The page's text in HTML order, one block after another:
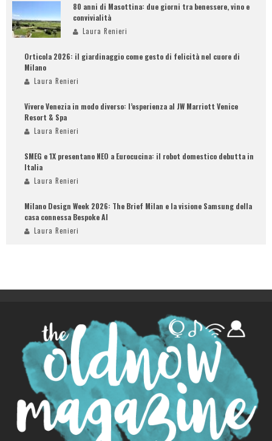
80 anni di Masottina: due giorni tra benessere, vino e
convivialità
Laura Renieri
Orticola 2026: il giardinaggio come gesto di felicità nel cuore di
Milano
Laura Renieri
Vivere Venezia in modo diverso: l’esperienza al JW Marriott Venice
Resort & Spa
Laura Renieri
SMEG e 1X presentano NEO a Eurocucina: il robot domestico debutta in
Italia
Laura Renieri
Milano Design Week 2026: The Brief Milan e la visione Samsung della
casa connessa Bespoke AI
Laura Renieri